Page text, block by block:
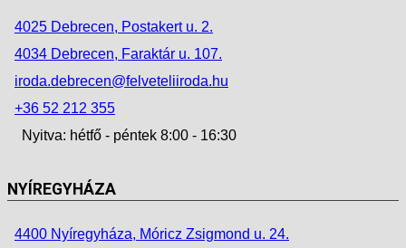
4025 Debrecen, Postakert u. 2.
4034 Debrecen, Faraktár u. 107.
iroda.debrecen@felveteliiroda.hu
+36 52 212 355
Nyitva: hétfő - péntek 8:00 - 16:30
NYÍREGYHÁZA
4400 Nyíregyháza, Móricz Zsigmond u. 24.